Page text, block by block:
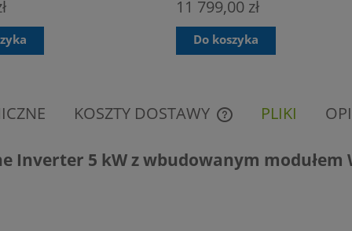
11 799,00 zł
Do koszyka
KOSZTY DOSTAWY
CENA NIE ZAWIERA
KOSZTÓW PŁATNOŚCI
PLIKI
Inverter 5 kW z wbudowanym modułem